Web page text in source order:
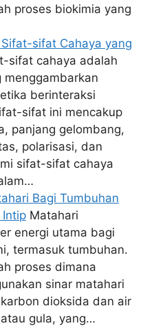
proses biokimia yang
sifat Cahaya yang
sifat cahaya adalah
menggambarkan
berinteraksi
sifat ini mencakup
panjang gelombang,
polarisasi, dan
sifat-sifat cahaya
Bagi Tumbuhan
Intip Matahari
energi utama bagi
termasuk tumbuhan.
proses dimana
sinar matahari
dioksida dan air
gula, yang…